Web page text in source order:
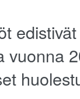
vuonna